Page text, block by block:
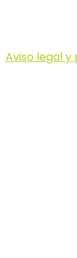
Aviso legal